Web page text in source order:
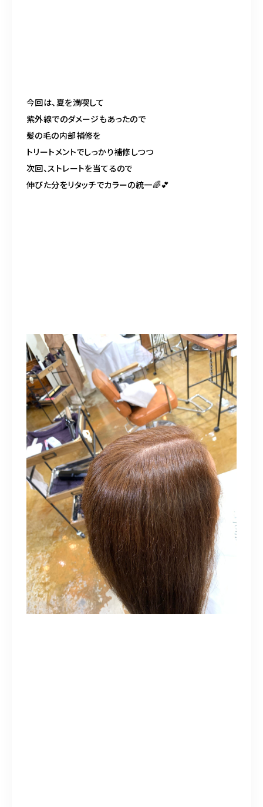
今回は、夏を満喫して
紫外線でのダメージもあったので
髪の毛の内部補修を
トリートメントでしっかり補修しつつ
次回、ストレートを当てるので
伸びた分をリタッチでカラーの統一🌈💕